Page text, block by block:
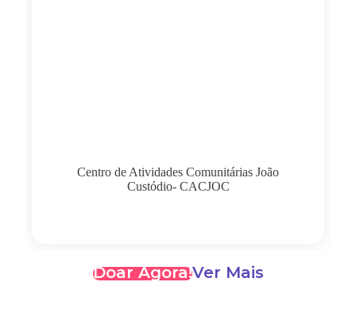
Centro de Atividades Comunitárias João
Custódio- CACJOC
Doar Agora!Ver Mais